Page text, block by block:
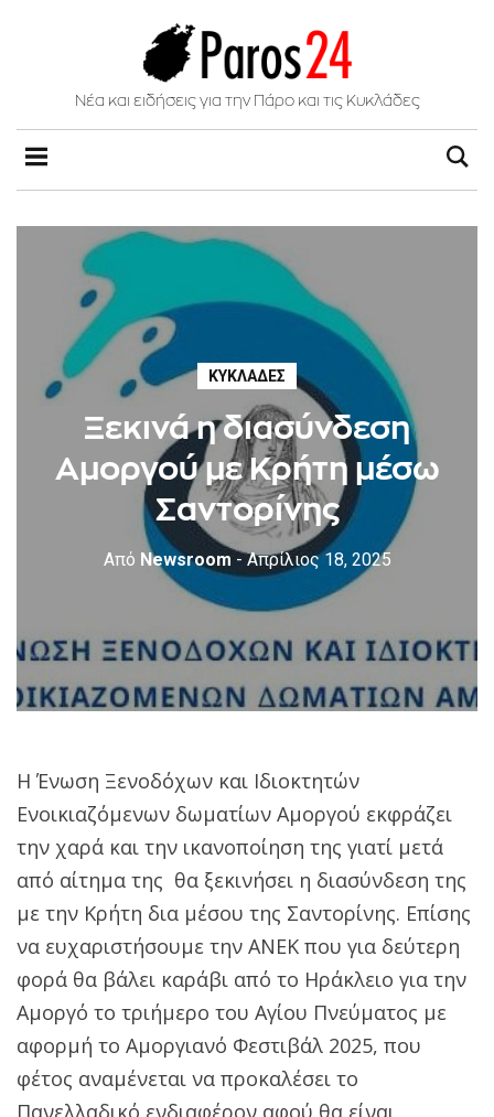
Νέα και ειδήσεις για την Πάρο και τις Κυκλάδες
ΚΥΚΛΆΔΕΣ
Ξεκινά η διασύνδεση
Αμοργού με Κρήτη μέσω
Σαντορίνης
Από Newsroom - Απρίλιος 18, 2025
Η Ένωση Ξενοδόχων και Ιδιοκτητών
Ενοικιαζόμενων δωματίων Αμοργού εκφράζει
την χαρά και την ικανοποίηση της γιατί μετά
από αίτημα της θα ξεκινήσει η διασύνδεση της
με την Κρήτη δια μέσου της Σαντορίνης. Επίσης
να ευχαριστήσουμε την ΑΝΕΚ που για δεύτερη
φορά θα βάλει καράβι από το Ηράκλειο για την
Αμοργό το τριήμερο του Αγίου Πνεύματος με
αφορμή το Αμοργιανό Φεστιβάλ 2025, που
φέτος αναμένεται να προκαλέσει το
Πανελλαδικό ενδιαφέρον αφού θα είναι